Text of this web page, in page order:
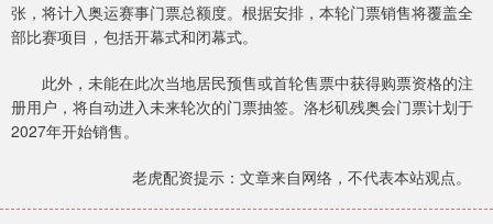
张，将计入奥运赛事门票总额度。根据安排，本轮门票销售将覆盖全
部比赛项目，包括开幕式和闭幕式。
此外，未能在此次当地居民预售或首轮售票中获得购票资格的注
册用户，将自动进入未来轮次的门票抽签。洛杉矶残奥会门票计划于
2027年开始销售。
老虎配资提示：文章来自网络，不代表本站观点。